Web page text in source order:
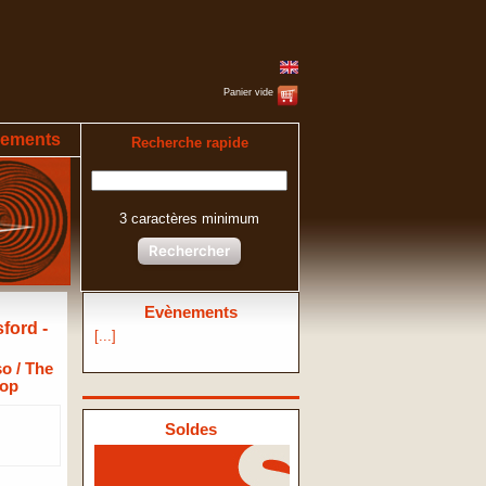
Panier vide
Recherche rapide
3 caractères minimum
Rechercher
Evènements
[...]
Soldes
-
/ The